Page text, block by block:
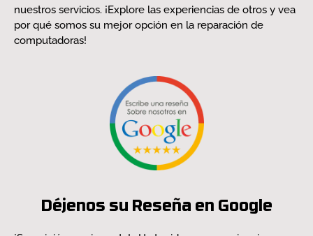
nuestros servicios. ¡Explore las experiencias de otros y vea
por qué somos su mejor opción en la reparación de
computadoras!
Déjenos su Reseña en Google